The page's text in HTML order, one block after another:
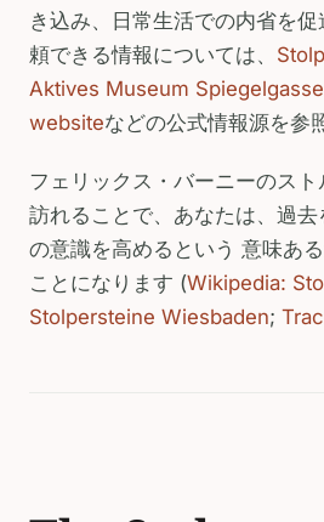
き込み、日常生活での内省を
頼できる情報については、
Aktives Museum Spiegelgasse
websiteなどの公式情報源を参
フェリックス・バーニーのス
訪れることで、あなたは、過
の意識を高めるという 意味あ
ことになります (Wikipedia:
Stolpersteine Wiesbaden;